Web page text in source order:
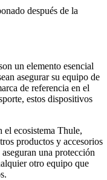
después de la
un elemento esencial
asegurar su equipo de
de referencia en el
estos dispositivos
el ecosistema Thule,
productos y accesorios
una protección
otro equipo que